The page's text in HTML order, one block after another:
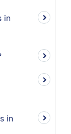
in
in